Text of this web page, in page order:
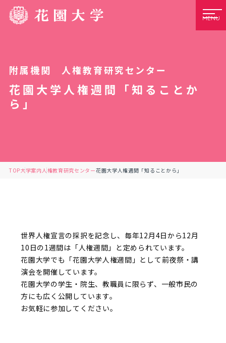
MENU
附属機関 人権教育研究センター
花園大学人権週間「知ることか
ら」
TOP大学案内人権教育研究センター花園大学人権週間「知ることから」
世界人権宣言の採択を記念し、毎年12月4日から12月
10日の1週間は「人権週間」と定められています。
花園大学でも「花園大学人権週間」として前夜祭・講
演会を開催しています。
花園大学の学生・院生、教職員に限らず、一般市民の
方にも広く公開しています。
お気軽に参加してください。